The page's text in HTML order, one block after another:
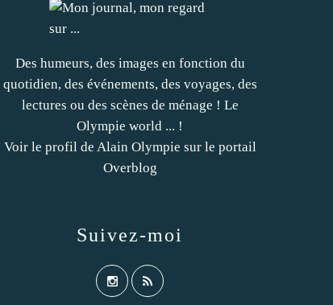
Des humeurs, des images en fonction du
quotidien, des événements, des voyages, des
lectures ou des scènes de ménage ! Le
Olympie world ... !
Voir le profil de Alain Olympie sur le portail
Overblog
Suivez-moi